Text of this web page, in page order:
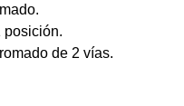
posición.
de 2 vías.